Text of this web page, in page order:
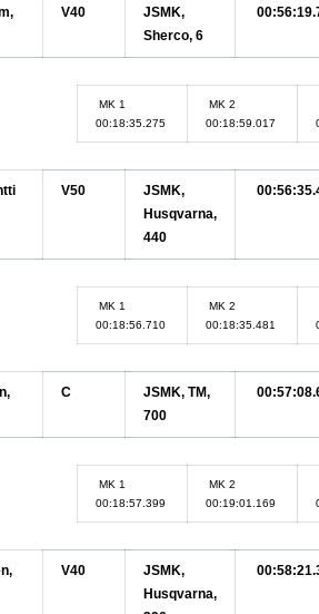
V40
JSMK,
Sherco, 6
MK 1
00:18:35.275
MK 2
00:18:59.017
V50
JSMK,
Husqvarna,
440
MK 1
00:18:56.710
MK 2
00:18:35.481
C
JSMK, TM,
700
MK 1
00:18:57.399
MK 2
00:19:01.169
V40
JSMK,
Husqvarna,